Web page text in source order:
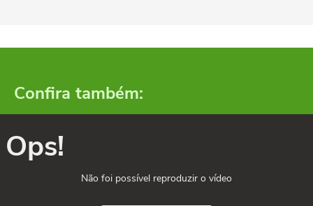
Confira também:
Ops!
Não foi possível reproduzir o vídeo